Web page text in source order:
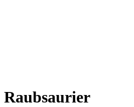
Raubsaurier